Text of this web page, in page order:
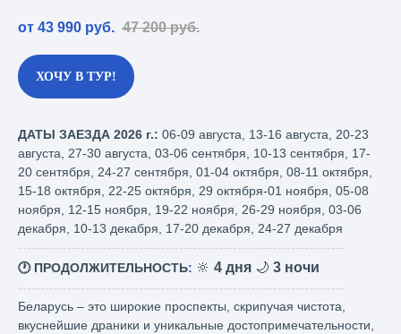
от 43 990 руб. 47 200 руб.
ХОЧУ В ТУР!
ДАТЫ ЗАЕЗДА 2026 г.: 06-09 августа, 13-16 августа, 20-23
августа, 27-30 августа, 03-06 сентября, 10-13 сентября, 17-
20 сентября, 24-27 сентября, 01-04 октября, 08-11 октября,
15-18 октября, 22-25 октября, 29 октября-01 ноября, 05-08
ноября, 12-15 ноября, 19-22 ноября, 26-29 ноября, 03-06
декабря, 10-13 декабря, 17-20 декабря, 24-27 декабря
-------------------------------------------------------------------------
🕐 ПРОДОЛЖИТЕЛЬНОСТЬ: 🔆 4 дня 🌙 3 ночи
-------------------------------------------------------------------------
Беларусь – это широкие проспекты, скрипучая чистота,
вкуснейшие драники и уникальные достопримечательности,